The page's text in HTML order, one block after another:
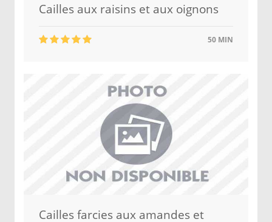
Cailles aux raisins et aux oignons
50 MIN
Cailles farcies aux amandes et